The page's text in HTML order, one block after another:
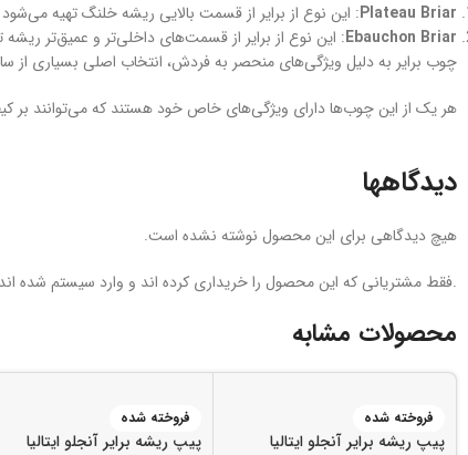
Plateau Briar: این نوع از برایر از قسمت بالایی ریشه خلنگ تهیه
Ebauchon Briar: این نوع از برایر از قسمت‌های داخلی‌تر و عمیق‌تر ریشه
چوب برایر به دلیل ویژگی‌های منحصر به فردش، انتخاب اصلی بسیاری
هر یک از این چوب‌ها دارای ویژگی‌های خاص خود هستند که می‌توانند بر
دیدگاهها
هیچ دیدگاهی برای این محصول نوشته نشده است.
.فقط مشتریانی که این محصول را خریداری کرده اند و وارد سیستم شده اند
محصولات مشابه
فروخته شده
پیپ ریشه برایر آنجلو ایتالیا
فروخته شده
پیپ ریشه برایر آنجلو ایتالیا